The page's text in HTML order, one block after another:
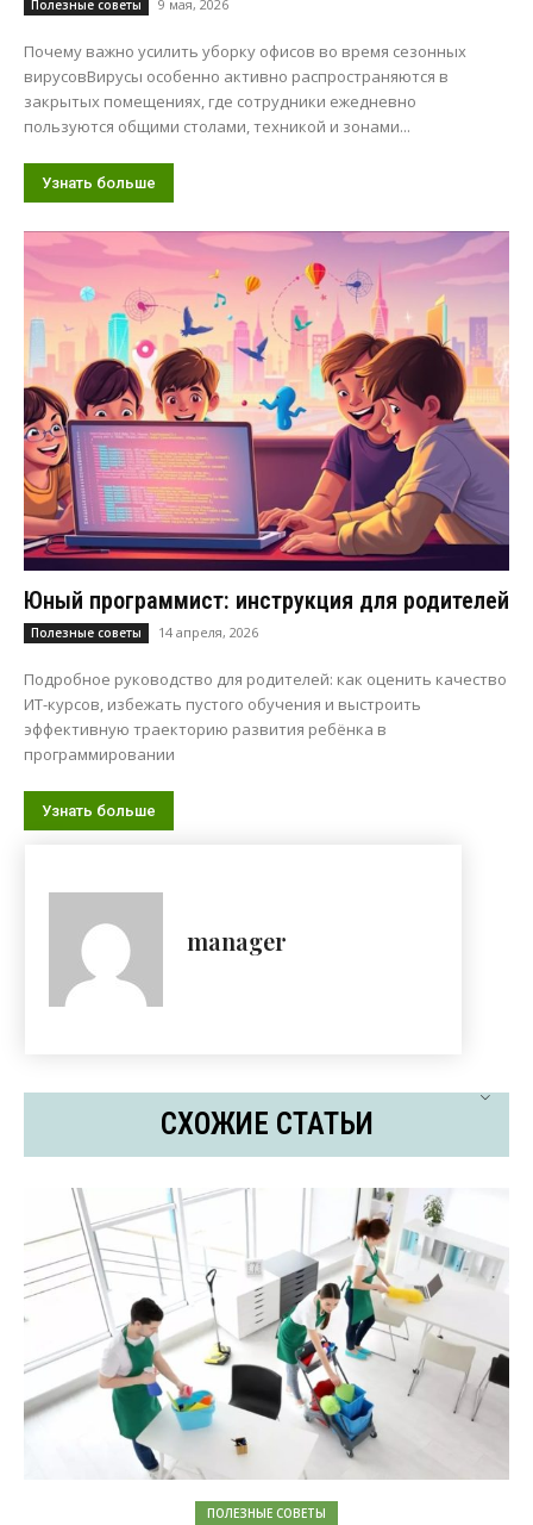
Полезные советы 9 мая, 2026
Почему важно усилить уборку офисов во время сезонных
вирусовВирусы особенно активно распространяются в
закрытых помещениях, где сотрудники ежедневно
пользуются общими столами, техникой и зонами...
Узнать больше
Юный программист: инструкция для родителей
Полезные советы 14 апреля, 2026
Подробное руководство для родителей: как оценить качество
ИТ-курсов, избежать пустого обучения и выстроить
эффективную траекторию развития ребёнка в
программировании
Узнать больше
manager
СХОЖИЕ СТАТЬИ
ПОЛЕЗНЫЕ СОВЕТЫ